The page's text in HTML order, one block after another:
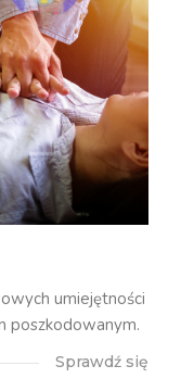
umiejętności
poszkodowanym.
Sprawdź się